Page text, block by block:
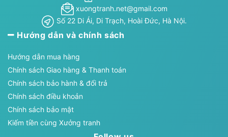
xuongtranh.net@gmail.com
Số 22 Di Ái, Di Trạch, Hoài Đức, Hà Nội.
Hướng dẫn và chính sách
Hướng dẫn mua hàng
Chính sách Giao hàng & Thanh toán
Chính sách bảo hành & đổi trả
Chính sách điều khoản
Chính sách bảo mật
Kiếm tiền cùng Xưởng tranh